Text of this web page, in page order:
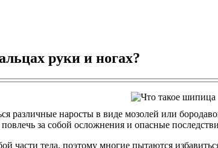
руки и ногах?
различные наросты в виде мозолей или
за собой осложнения и опасные
части тела, поэтому многие пытаются